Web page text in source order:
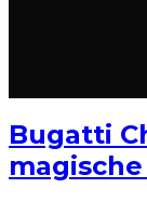
Bugatti